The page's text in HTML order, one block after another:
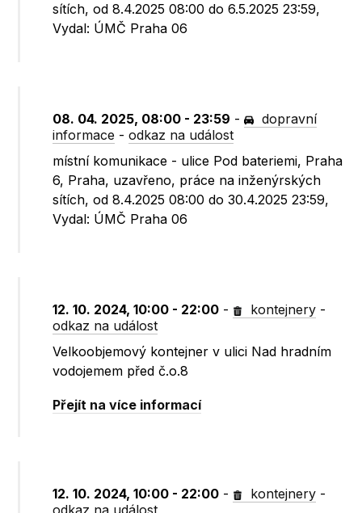
sítích, od 8.4.2025 08:00 do 6.5.2025 23:59,
Vydal: ÚMČ Praha 06
08. 04. 2025, 08:00 - 23:59 -
dopravní
informace -odkaz na událost
místní komunikace - ulice Pod bateriemi, Praha
6, Praha, uzavřeno, práce na inženýrských
sítích, od 8.4.2025 08:00 do 30.4.2025 23:59,
Vydal: ÚMČ Praha 06
12. 10. 2024, 10:00 - 22:00 - kontejnery -
odkaz na událost
Velkoobjemový kontejner v ulici Nad hradním
vodojemem před č.o.8
Přejít na více informací
12. 10. 2024, 10:00 - 22:00 - kontejnery -
odkaz na událost